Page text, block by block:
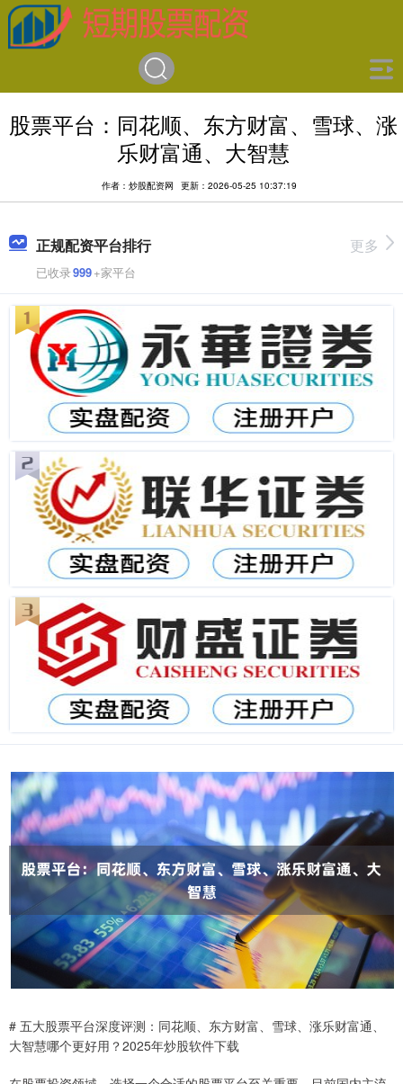
股票平台：同花顺、东方财富、雪球、涨
乐财富通、大智慧
作者：炒股配资网 更新：2026-05-25 10:37:19
正规配资平台排行
已收录999+家平台
更多
# 五大股票平台深度评测：同花顺、东方财富、雪球、涨乐财富通、
大智慧哪个更好用？2025年炒股软件下载